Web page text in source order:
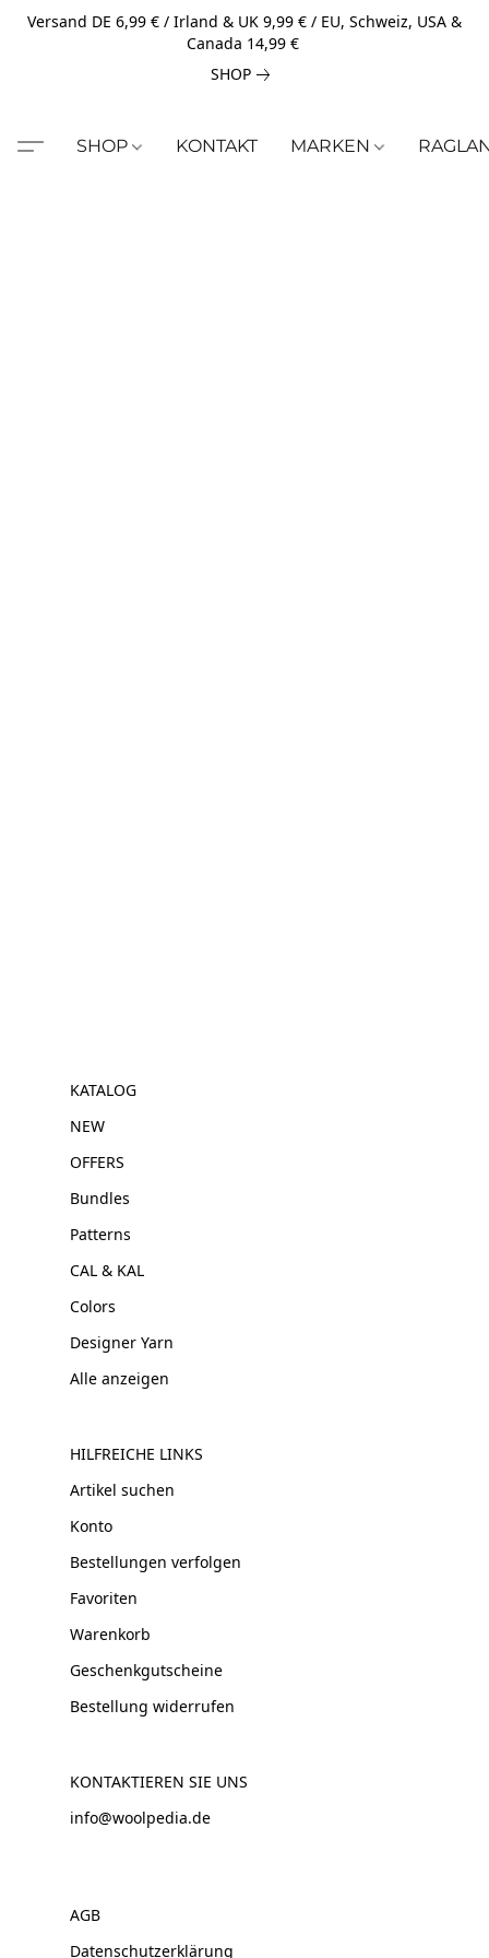
Versand DE 6,99 € / Irland & UK 9,99 € / EU, Schweiz, USA &
Canada 14,99 €
SHOP
SHOP KONTAKT MARKEN
KATALOG
NEW
OFFERS
Bundles
Patterns
CAL & KAL
Colors
Designer Yarn
Alle anzeigen
HILFREICHE LINKS
Artikel suchen
Konto
Bestellungen verfolgen
Favoriten
Warenkorb
Geschenkgutscheine
Bestellung widerrufen
KONTAKTIEREN SIE UNS
info@woolpedia.de
AGB
Datenschutzerklärung